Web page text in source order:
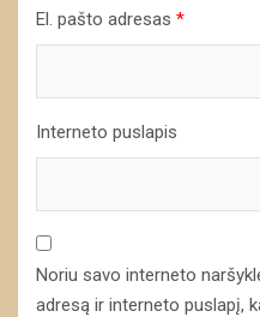
El. pašto adresas *
Interneto puslapis
Noriu savo interneto
adresą ir interneto puslapį,